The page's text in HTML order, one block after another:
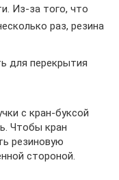
Из-за того, что
раз, резина
для перекрытия
с кран-буксой
Чтобы кран
резиновую
стороной.